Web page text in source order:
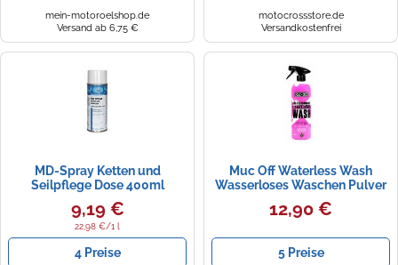
mein-motoroelshop.de
Versand ab 6,75 €
motocrossstore.de
Versandkostenfrei
MD-Spray Ketten und
Seilpflege Dose 400ml
9,19 €
22,98 €/1 l
4 Preise
Muc Off Waterless Wash
Wasserloses Waschen Pulver
12,90 €
5 Preise